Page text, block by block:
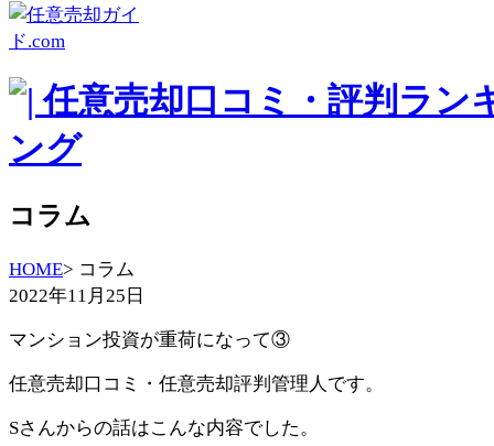
コラム
HOME> コラム
2022年11月25日
マンション投資が重荷になって③
任意売却口コミ・任意売却評判管理人です。
Sさんからの話はこんな内容でした。